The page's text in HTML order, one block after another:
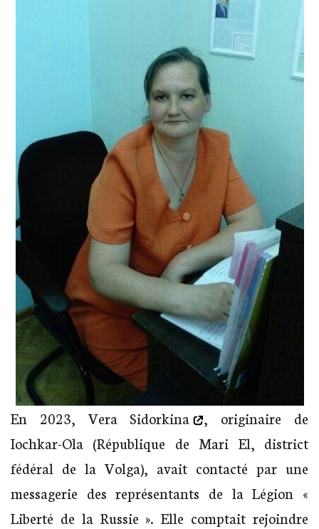
En 2023,Vera Sidorkina
, originaire de
Iochkar-Ola (République de Mari El, district
fédéral de la Volga), avait contacté par une
messagerie des représentants de la Légion «
Liberté de la Russie ». Elle comptait rejoindre